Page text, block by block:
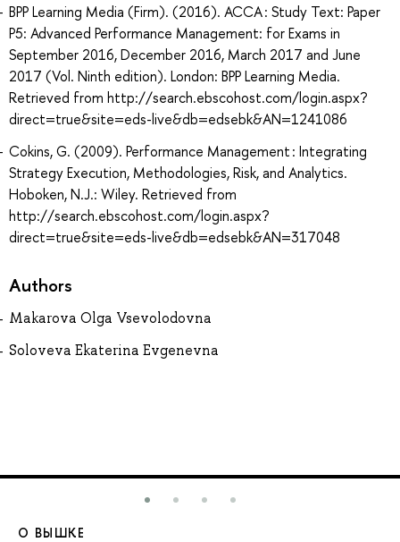
BPP Learning Media (Firm). (2016). ACCA : Study Text: Paper
P5: Advanced Performance Management: for Exams in
September 2016, December 2016, March 2017 and June
2017 (Vol. Ninth edition). London: BPP Learning Media.
Retrieved from http://search.ebscohost.com/login.aspx?
direct=true&site=eds-live&db=edsebk&AN=1241086
Cokins, G. (2009). Performance Management : Integrating
Strategy Execution, Methodologies, Risk, and Analytics.
Hoboken, N.J.: Wiley. Retrieved from
http://search.ebscohost.com/login.aspx?
direct=true&site=eds-live&db=edsebk&AN=317048
Authors
Makarova Olga Vsevolodovna
Soloveva Ekaterina Evgenevna
О ВЫШКЕ